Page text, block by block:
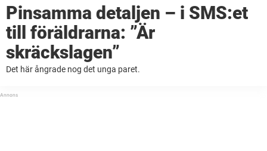
Pinsamma detaljen – i SMS:et
till föräldrarna: ”Är
skräckslagen”
Det här ångrade nog det unga paret.